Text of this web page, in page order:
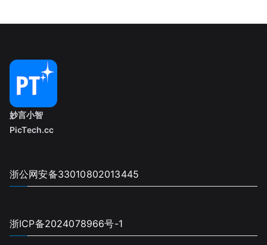
妙言小智
PicTech.cc
浙公网安备33010802013445
浙ICP备2024078966号-1